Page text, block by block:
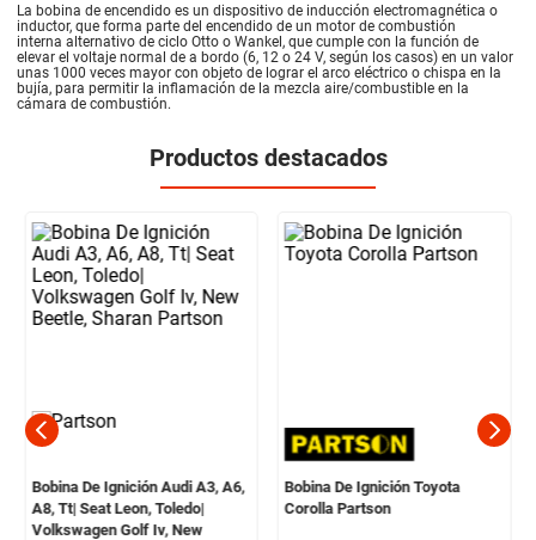
La bobina de encendido es un dispositivo de inducción electromagnética o
inductor, que forma parte del encendido de un motor de combustión
interna alternativo de ciclo Otto o Wankel, que cumple con la función de
elevar el voltaje normal de a bordo (6, 12 o 24 V, según los casos) en un valor
unas 1000 veces mayor con objeto de lograr el arco eléctrico o chispa en la
bujía, para permitir la inflamación de la mezcla aire/combustible en la
cámara de combustión.
Productos destacados
Bobina De Ignición Audi A3, A6,
A8, Tt| Seat Leon, Toledo|
Volkswagen Golf Iv, New
Bobina De Ignición Toyota
Corolla Partson